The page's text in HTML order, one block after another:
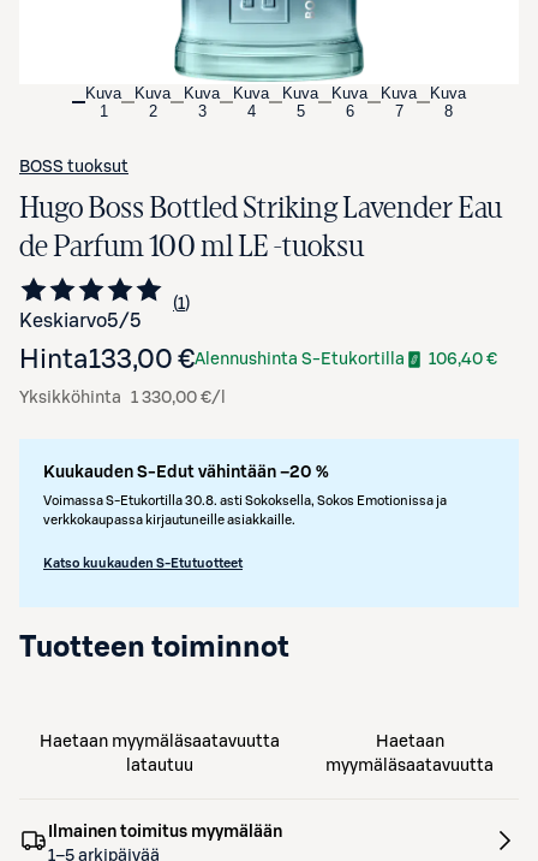
Kuva
1
Kuva
2
Kuva
3
Kuva
4
Kuva
5
Kuva
6
Kuva
7
Kuva
8
BOSS tuoksut
Hugo Boss Bottled Striking Lavender Eau
de Parfum 100 ml LE -tuoksu
Keskiarvo5/5 Siirry arvioihin
1
kappale
Hinta133,00 €Alennushinta S-Etukortilla 106,40 €
Yksikköhinta 1 330,00 €/l
Kuukauden S-Edut vähintään –20 %
Voimassa S-Etukortilla 30.8. asti Sokoksella, Sokos Emotionissa ja
verkkokaupassa kirjautuneille asiakkaille.
Katso kuukauden S-Etutuotteet
Tuotteen toiminnot
Haetaan myymäläsaatavuutta
latautuu
Haetaan
myymäläsaatavuutta
Ilmainen toimitus myymälään
1–5 arkipäivää